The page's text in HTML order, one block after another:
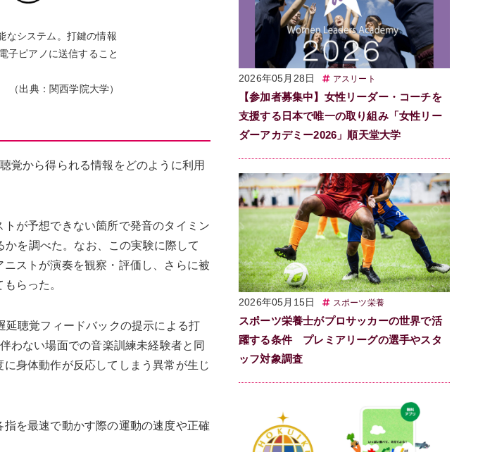
なシステム。打鍵の情報
子ピアノに送信すること
（出典：関西学院大学）
覚から得られる情報をどのように利用
が予想できない箇所で発音のタイミン
を調べた。なお、この実験に際して
ストが演奏を観察・評価し、さらに被
らった。
聴覚フィードバックの提示による打
わない場面での音楽訓練未経験者と同
身体動作が反応してしまう異常が生じ
を最速で動かす際の運動の速度や正確
2026年05月28日 アスリート
【参加者募集中】女性リーダー・コーチを
支援する日本で唯一の取り組み「女性リー
ダーアカデミー2026」順天堂大学
2026年05月15日 スポーツ栄養
スポーツ栄養士がプロサッカーの世界で活
躍する条件 プレミアリーグの選手やスタ
ッフ対象調査